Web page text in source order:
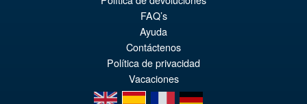
PRE ORDENA
FAQ’s
Ayuda
Contáctenos
Política de privacidad
Vacaciones
en
es fr de